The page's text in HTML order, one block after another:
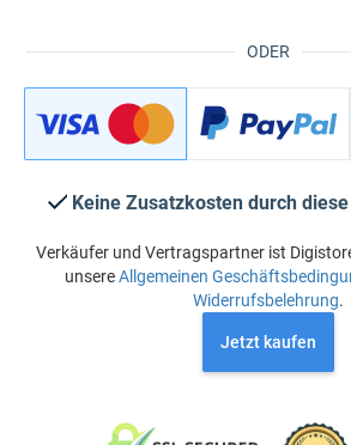
ODER
Keine Zusatzkosten durch
Verkäufer und Vertragspartner ist
unsereAllgemeinen
Widerrufsbelehrung.
Jetzt kaufen